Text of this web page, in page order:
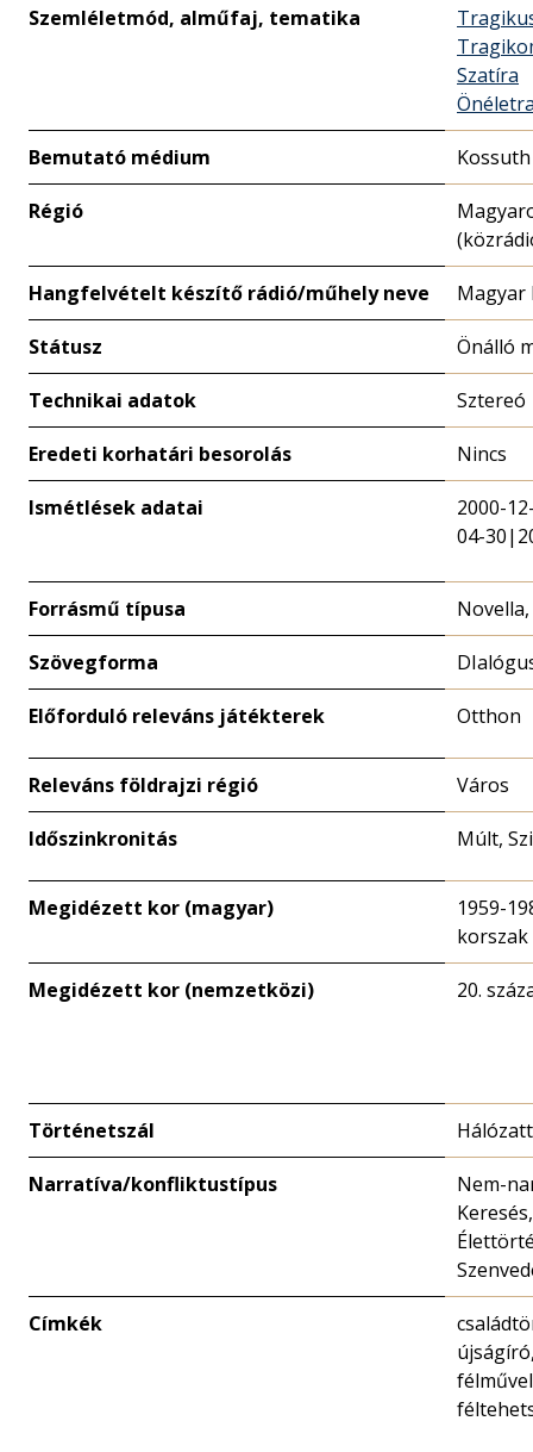
Szemléletmód, alműfaj, tematika
Szatíra
Bemutató médium Kossuth
Régió
Hangfelvételt készítő rádió/műhely neve Magyar
Státusz Önálló
Technikai adatok Sztereó
Eredeti korhatári besorolás Nincs
Ismétlések adatai
2000-
04-
Forrásmű típusa
Szövegforma
Előforduló releváns játékterek Otthon
Releváns földrajzi régió Város
Időszinkronitás Múlt,
Megidézett kor (magyar)
1959-
korszak
Megidézett kor (nemzetközi) 20.
Történetszál
Narratíva/konfliktustípus
Nem-
Címkék